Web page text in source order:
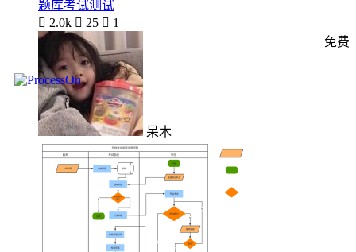
题库考试测试
 2.0k  25  1
呆木
免费